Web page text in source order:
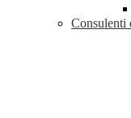
Consulenti